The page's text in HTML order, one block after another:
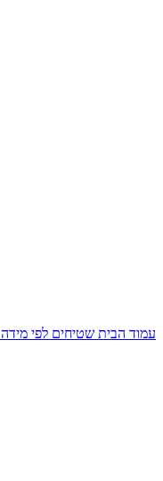
עמוד הבית שטיחים לפי מידה